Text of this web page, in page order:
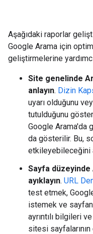
Aşağıdaki raporlar
Google Arama için
geliştirmelerine
Site genelinde
anlayın. Dizin
uyarı olduğunu
tutulduğunu
Google Arama'da
da gösterilir. Bu,
etkileyebileceğini
Sayfa düzeyinde
ayıklayın. URL
test etmek,
istemek ve
ayrıntılı bilgileri
sitesi